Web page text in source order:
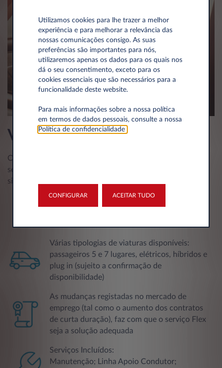
Vantagens:
O Leasys Flex combina as vantagens de um aluguer com
serviços incluídos, numa solução de mobilidade flexível,
simples e económica.
Várias tipologias de viaturas disponíveis:
passageiros 5 e 7 lugares, elétricos, híbridos e
plug in (sujeito a confirmação de
disponibilidade)
As mudanças registadas no mercado de
emprego (tal como o aumento dos contratos
de curta duração), faz com que o serviço Flex
seja a solução adequada
Serviços Incluídos:
Manutenção; Linha Apoio Condutor;
Utilizamos cookies para lhe trazer a melhor
experiência e para melhorar a relevância das
nossas comunicações consigo. As suas
preferências são importantes para nós,
utilizaremos apenas os dados para os quais nos
dá o seu consentimento, exceto para os
cookies essenciais que são necessários para a
funcionalidade deste website.
Para mais informações sobre a nossa política
em termos de dados pessoais, consulte a nossa
Política de confidencialidade
CONFIGURAR ACEITAR TUDO